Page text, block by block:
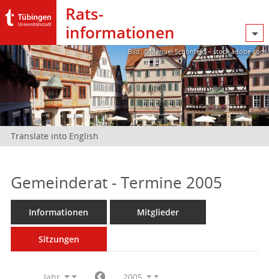
Rats­
informationen
Bild: @Manuel Schönfeld – stock.adobe.com
Translate into English
Gemeinderat - Termine 2005
Informationen Mitglieder
Sitzungen